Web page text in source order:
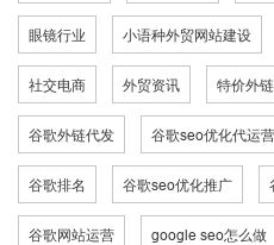
眼镜行业 小语种外贸网站建设
社交电商 外贸资讯 特价外链
谷歌外链代发 谷歌seo优化代运营
谷歌排名 谷歌seo优化推广
谷歌网站运营 google seo怎么做